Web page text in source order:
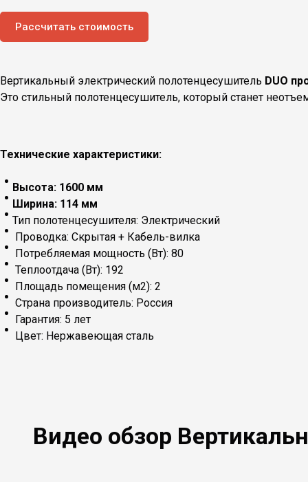
Рассчитать стоимость
Вертикальный электрический полотенцесушитель DUO
Это стильный полотенцесушитель, который станет
Технические характеристики:
Высота: 1600 мм
Ширина: 114 мм
Тип полотенцесушителя: Электрический
Проводка: Скрытая + Кабель-вилка
Потребляемая мощность (Вт): 80
Теплоотдача (Вт): 192
Площадь помещения (м2): 2
Страна производитель: Россия
Гарантия: 5 лет
Цвет: Нержавеющая сталь
Видео обзор